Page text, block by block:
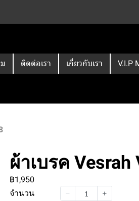
ติดต่อเรา เกี่ยวกับเรา V.I.P
ผ้าเบรค Vesrah
฿1,950
จำนวน